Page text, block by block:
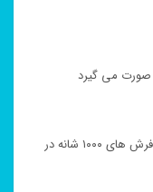
مهم ترین تفاوت فرش های ماشینی ۷۰۰ شانه با فرش های ۱۰۰۰ شانه در